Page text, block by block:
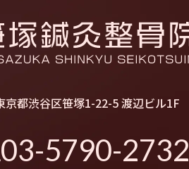
京都渋谷区笹塚1-22-5 渡辺ビル1F
03-5790-2732